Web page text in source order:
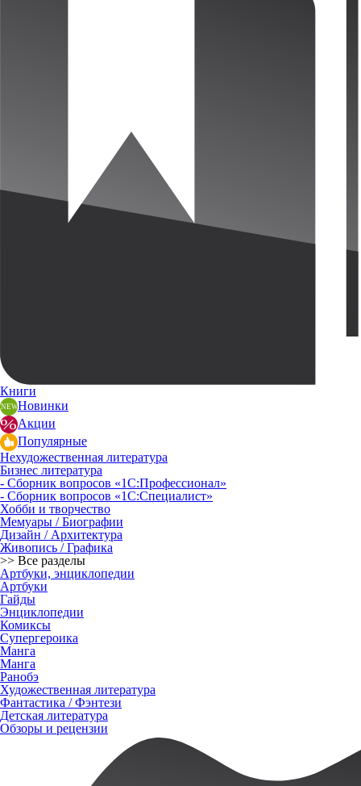
Книги
Новинки
Акции
Популярные
Нехудожественная литература
Бизнес литература
- Сборник вопросов «1С:Профессионал»
- Сборник вопросов «1С:Специалист»
Хобби и творчество
Мемуары / Биографии
Дизайн / Архитектура
Живопись / Графика
>> Все разделы
Артбуки, энциклопедии
Артбуки
Гайды
Энциклопедии
Комиксы
Супергероика
Манга
Манга
Ранобэ
Художественная литература
Фантастика / Фэнтези
Детская литература
Обзоры и рецензии